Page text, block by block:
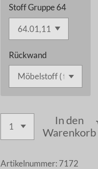
Stoff Gruppe 64
Rückwand
In den
Warenkorb
Artikelnummer: 7172